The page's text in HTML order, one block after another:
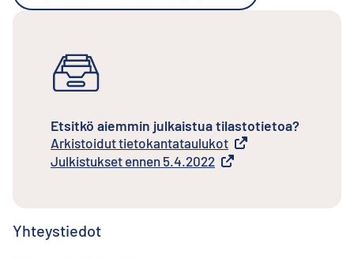
Etsitkö aiemmin julkaistua tilastotietoa?
Arkistoidut tietokantataulukot
Ulkoinen linkki
Julkistukset ennen 5.4.2022
Ulkoinen linkki
Yhteystiedot